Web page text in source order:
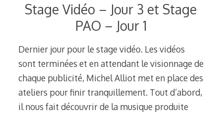
Stage Vidéo – Jour 3 et Stage
PAO – Jour 1
Dernier jour pour le stage vidéo. Les vidéos
sont terminées et en attendant le visionnage de
chaque publicité, Michel Alliot met en place des
ateliers pour finir tranquillement. Tout d’abord,
il nous fait découvrir de la musique produite